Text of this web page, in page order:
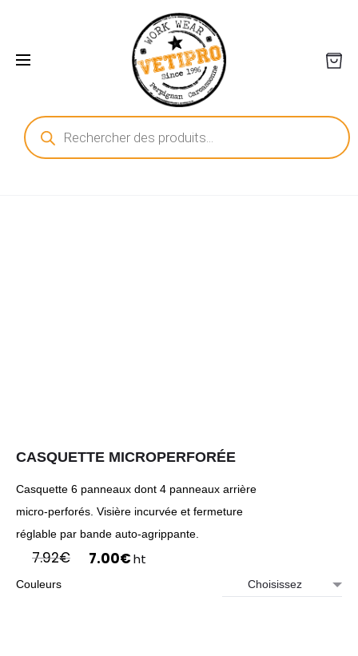
Recherche
de
produits
CASQUETTE MICROPERFORÉE
Casquette 6 panneaux dont 4 panneaux arrière
micro-perforés. Visière incurvée et fermeture
réglable par bande auto-agrippante.
7.92€ 7.00€ Le
ht
Couleurs